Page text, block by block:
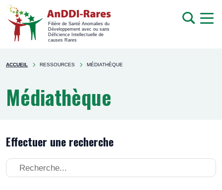
Filière de Santé Anomalies du
Développement avec ou sans
Déficience Intellectuelle de
causes Rares
Rechercher
sur
You're
ACCUEIL RESSOURCES MÉDIATHÈQUE
Médiathèque
Effectuer une recherche
Effectuer
une